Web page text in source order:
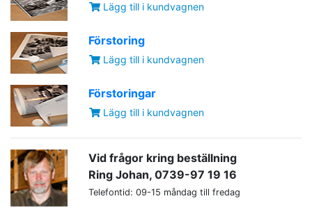
Lägg till i kundvagnen
Förstoring
Lägg till i kundvagnen
Förstoringar
Lägg till i kundvagnen
Vid frågor kring beställning
Ring Johan, 0739-97 19 16
Telefontid: 09-15 måndag till fredag